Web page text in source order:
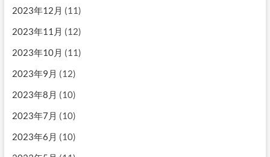
2023年12月 (11)
2023年11月 (12)
2023年10月 (11)
2023年9月 (12)
2023年8月 (10)
2023年7月 (10)
2023年6月 (10)